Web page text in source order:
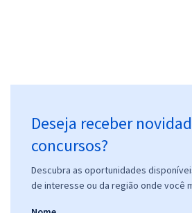
Deseja receber
concursos?
Descubra as oportunidades
de interesse ou da região onde você